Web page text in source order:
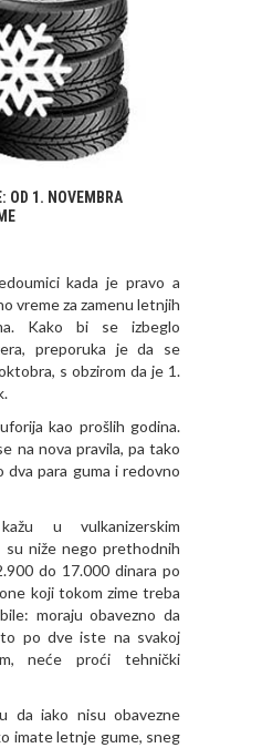
OD 1. NOVEMBRA
kada je pravo a
vreme za zamenu letnjih
Kako bi se izbeglo
preporuka je da se
s obzirom da je 1.
kao prošlih godina.
na nova pravila, pa tako
dva para guma i redovno
u vulkanizerskim
su niže nego prethodnih
do 17.000 dinara po
koji tokom zime treba
moraju obavezno da
po dve iste na svakoj
neće proći tehnički
da iako nisu obavezne
imate letnje gume, sneg